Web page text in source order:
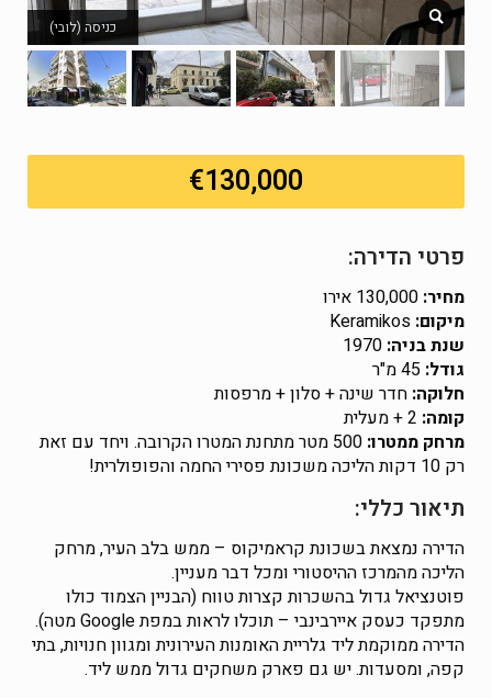
כניסה (לובי)
€130,000
פרטי הדירה:
מחיר:
מיקום:
שנת בניה: 1970
גודל:
חלוקה: חדר שינה + סלון + מרפסות
קומה:
מרחק ממטרו:
500 מטר מתחנת המטרו הקרובה. ויחד עם זאת
רק 10 דקות הליכה משכונת פסירי החמה והפופולרית!
תיאור כללי:
הדירה נמצאת בשכונת קראמיקוס – ממש בלב העיר, מרחק
הליכה מהמרכז ההיסטורי ומכל דבר מעניין.
פוטנציאל גדול בהשכרות קצרות טווח (הבניין הצמוד כולו
מתפקד כעסק איירבינבי – תוכלו לראות במפת Google מטה)
.
הדירה ממוקמת ליד גלריית האומנות העירונית ומגוון חנויות, בתי
קפה, ומסעדות. יש גם פארק משחקים גדול ממש ליד.